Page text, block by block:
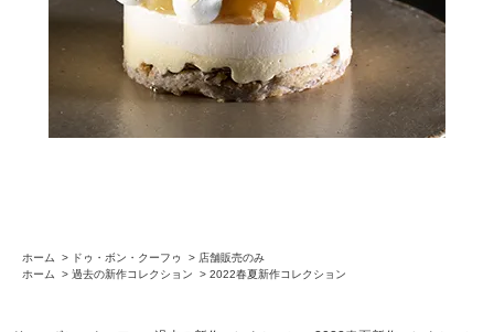
ホーム > ドゥ・ボン・クーフゥ > 店舗販売のみ
ホーム
> 過去の新作コレクション > 2022春夏新作コレクション